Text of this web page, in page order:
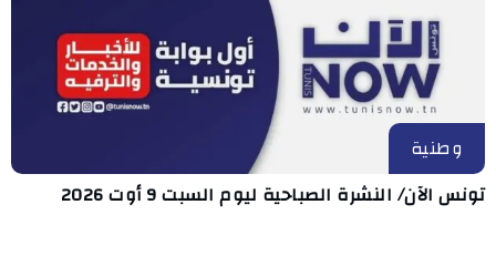
وطنية
تونس الآن/ النشرة الصباحية ليوم السبت 9 أوت 2026